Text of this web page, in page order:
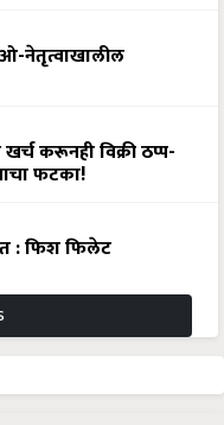
नेतृत्वाखालील
करूनही विक्री ठप्प-
फटका!
: फिश फिलेट